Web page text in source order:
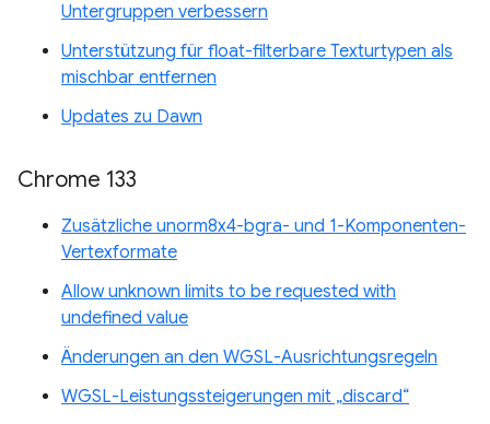
Untergruppen verbessern
Unterstützung für float-filterbare Texturtypen als
mischbar entfernen
Updates zu Dawn
Chrome 133
Zusätzliche unorm8x4-bgra- und 1-Komponenten-
Vertexformate
Allow unknown limits to be requested with
undefined value
Änderungen an den WGSL-Ausrichtungsregeln
WGSL-Leistungssteigerungen mit „discard“